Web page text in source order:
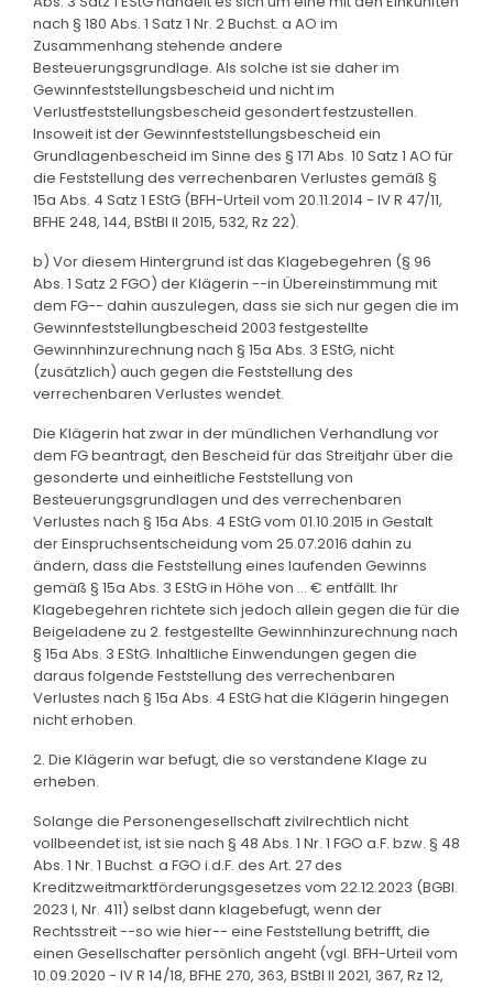
nach § 180 Abs. 1 Satz 1 Nr. 2 Buchst. a AO im
Zusammenhang stehende andere
Besteuerungsgrundlage. Als solche ist sie daher im
Gewinnfeststellungsbescheid und nicht im
Verlustfeststellungsbescheid gesondert festzustellen.
Insoweit ist der Gewinnfeststellungsbescheid ein
Grundlagenbescheid im Sinne des § 171 Abs. 10 Satz 1 AO für
die Feststellung des verrechenbaren Verlustes gemäß §
15a Abs. 4 Satz 1 EStG (BFH-Urteil vom 20.11.2014 - IV R 47/11,
BFHE 248, 144, BStBl II 2015, 532, Rz 22).
b) Vor diesem Hintergrund ist das Klagebegehren (§ 96
Abs. 1 Satz 2 FGO) der Klägerin --in Übereinstimmung mit
dem FG-- dahin auszulegen, dass sie sich nur gegen die im
Gewinnfeststellungbescheid 2003 festgestellte
Gewinnhinzurechnung nach § 15a Abs. 3 EStG, nicht
(zusätzlich) auch gegen die Feststellung des
verrechenbaren Verlustes wendet.
Die Klägerin hat zwar in der mündlichen Verhandlung vor
dem FG beantragt, den Bescheid für das Streitjahr über die
gesonderte und einheitliche Feststellung von
Besteuerungsgrundlagen und des verrechenbaren
Verlustes nach § 15a Abs. 4 EStG vom 01.10.2015 in Gestalt
der Einspruchsentscheidung vom 25.07.2016 dahin zu
ändern, dass die Feststellung eines laufenden Gewinns
gemäß § 15a Abs. 3 EStG in Höhe von ... € entfällt. Ihr
Klagebegehren richtete sich jedoch allein gegen die für die
Beigeladene zu 2. festgestellte Gewinnhinzurechnung nach
§ 15a Abs. 3 EStG. Inhaltliche Einwendungen gegen die
daraus folgende Feststellung des verrechenbaren
Verlustes nach § 15a Abs. 4 EStG hat die Klägerin hingegen
nicht erhoben.
2. Die Klägerin war befugt, die so verstandene Klage zu
erheben.
Solange die Personengesellschaft zivilrechtlich nicht
vollbeendet ist, ist sie nach § 48 Abs. 1 Nr. 1 FGO a.F. bzw. § 48
Abs. 1 Nr. 1 Buchst. a FGO i.d.F. des Art. 27 des
Kreditzweitmarktförderungsgesetzes vom 22.12.2023 (BGBl.
2023 I, Nr. 411) selbst dann klagebefugt, wenn der
Rechtsstreit --so wie hier-- eine Feststellung betrifft, die
einen Gesellschafter persönlich angeht (vgl. BFH-Urteil vom
10.09.2020 - IV R 14/18, BFHE 270, 363, BStBl II 2021, 367, Rz 12,